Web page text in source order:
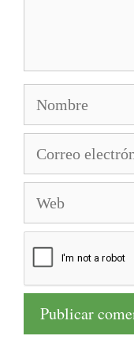
electrónico